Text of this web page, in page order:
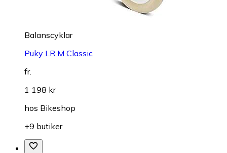
Balanscyklar
Puky LR M Classic
fr.
1 198 kr
hos Bikeshop
+9 butiker